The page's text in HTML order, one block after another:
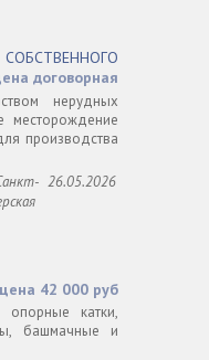
договорная
нерудных
месторождение
производства
26.05.2026
цена 42 000 руб
катки,
башмачные и